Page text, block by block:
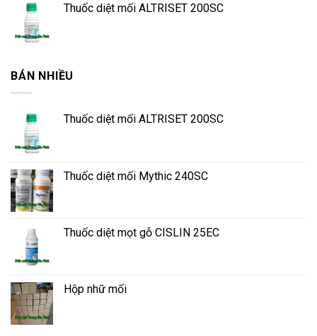
Thuốc diệt mối ALTRISET 200SC
BÁN NHIỀU
Thuốc diệt mối ALTRISET 200SC
Thuốc diệt mối Mythic 240SC
Thuốc diệt mọt gỗ CISLIN 25EC
Hộp nhữ mối